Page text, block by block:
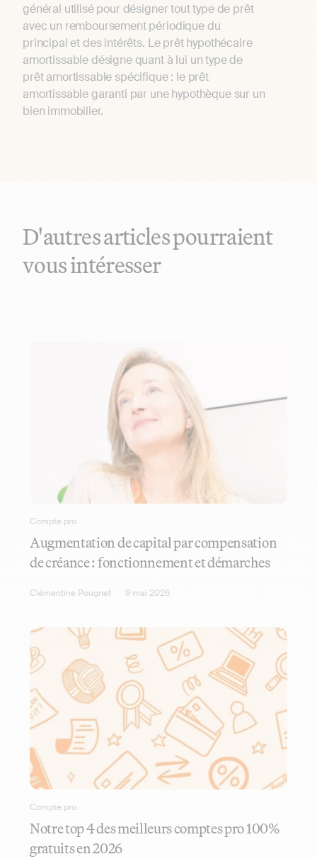
général utilisé pour désigner tout type de prêt
avec un remboursement périodique du
principal et des intérêts. Le prêt hypothécaire
amortissable désigne quant à lui un type de
prêt amortissable spécifique : le prêt
amortissable garanti par une hypothèque sur un
bien immobilier.
D'autres articles pourraient
vous intéresser
Compte pro
Augmentation de capital par compensation
de créance : fonctionnement et démarches
Clémentine Pougnet 9 mai 2026
Compte pro
Notre top 4 des meilleurs comptes pro 100%
gratuits en 2026